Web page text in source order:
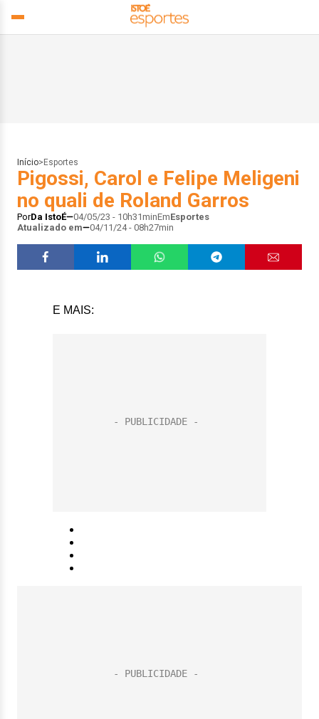
Início> Esportes
Pigossi, Carol e Felipe Meligeni
no quali de Roland Garros
PorDa IstoÉ 04/05/23 - 10h31minEmEsportes
Atualizado em
04/11/24 - 08h27min
E MAIS: